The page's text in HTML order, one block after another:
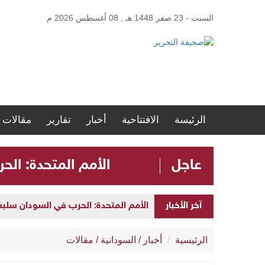
السبت - 23 صفر 1448 هـ , 08 أغسطس 2026 م
الرئيسة الافتتاحية أخبار تقارير مقالات
عاجل الأمم المتحدة: الحرب
آخر الأخبار
ضمن مشروع “نور السعودية”.. مستشفيات
الرئيسية أخبار / السودانية / مقالات